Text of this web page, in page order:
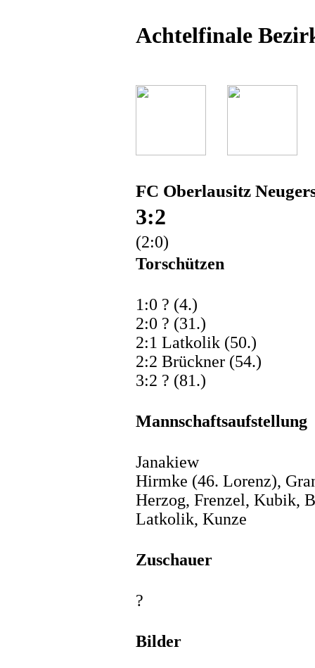
Achtelfinale
FC Oberlausitz
3:2
(2:0)
Torschützen
1:0 ? (4.)
2:0 ? (31.)
2:1 Latkolik (50.)
2:2 Brückner (54.)
3:2 ? (81.)
Mannschaftsaufstellung
Janakiew
Hirmke (46. Lorenz),
Herzog, Frenzel, Kubik,
Latkolik, Kunze
Zuschauer
?
Bilder